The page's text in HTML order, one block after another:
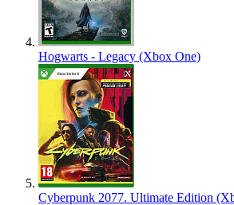
Hogwarts - Legacy (Xbox One)
Cyberpunk 2077. Ultimate Edition